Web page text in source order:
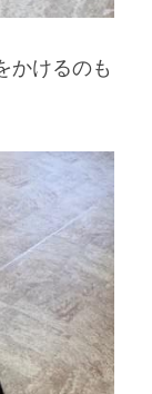
かけるのも